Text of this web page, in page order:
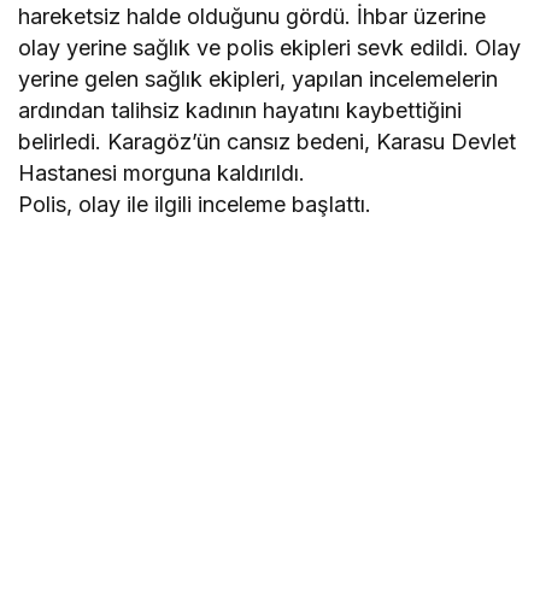
hareketsiz halde olduğunu gördü. İhbar üzerine
olay yerine sağlık ve polis ekipleri sevk edildi. Olay
yerine gelen sağlık ekipleri, yapılan incelemelerin
ardından talihsiz kadının hayatını kaybettiğini
belirledi. Karagöz’ün cansız bedeni, Karasu Devlet
Hastanesi morguna kaldırıldı.
Polis, olay ile ilgili inceleme başlattı.